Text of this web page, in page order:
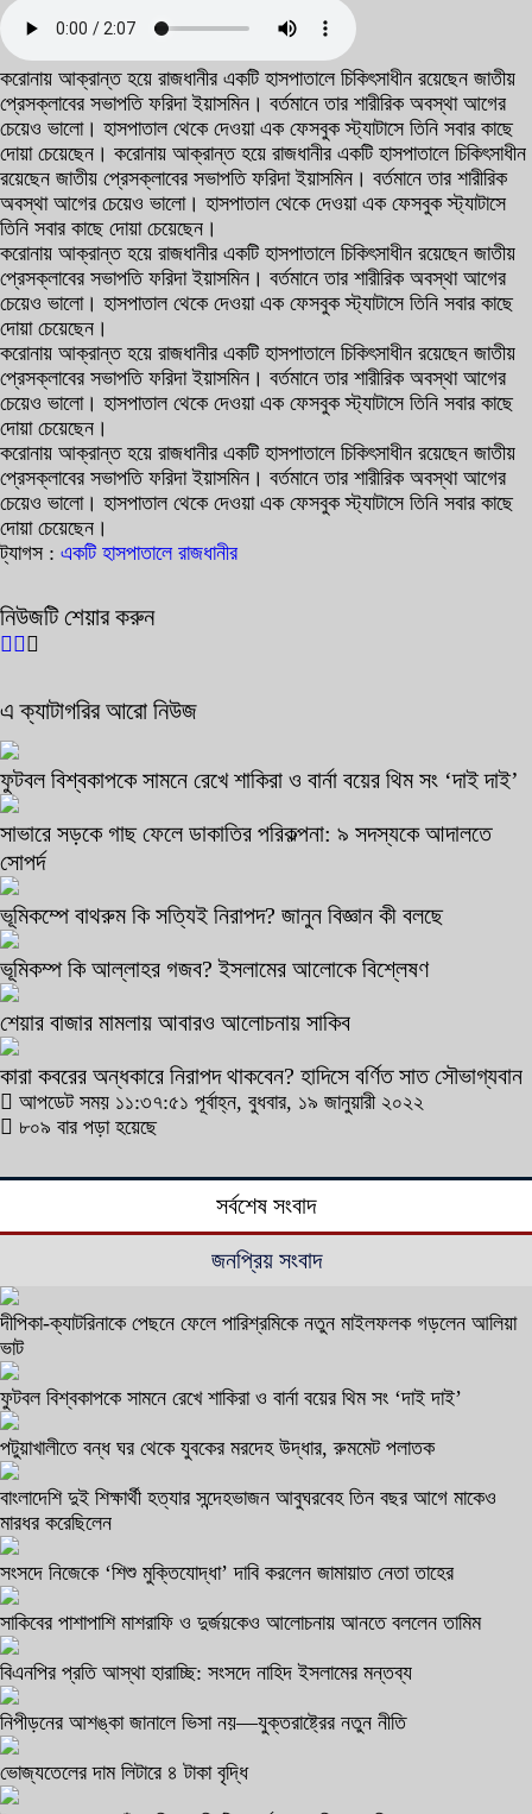
করোনায় আক্রান্ত হয়ে রাজধানীর একটি হাসপাতালে চিকিৎসাধীন রয়েছেন জাতীয়
প্রেসক্লাবের সভাপতি ফরিদা ইয়াসমিন। বর্তমানে তার শারীরিক অবস্থা আগের
চেয়েও ভালো। হাসপাতাল থেকে দেওয়া এক ফেসবুক স্ট্যাটাসে তিনি সবার কাছে
দোয়া চেয়েছেন। করোনায় আক্রান্ত হয়ে রাজধানীর একটি হাসপাতালে চিকিৎসাধীন
রয়েছেন জাতীয় প্রেসক্লাবের সভাপতি ফরিদা ইয়াসমিন। বর্তমানে তার শারীরিক
অবস্থা আগের চেয়েও ভালো। হাসপাতাল থেকে দেওয়া এক ফেসবুক স্ট্যাটাসে
তিনি সবার কাছে দোয়া চেয়েছেন।
করোনায় আক্রান্ত হয়ে রাজধানীর একটি হাসপাতালে চিকিৎসাধীন রয়েছেন জাতীয়
প্রেসক্লাবের সভাপতি ফরিদা ইয়াসমিন। বর্তমানে তার শারীরিক অবস্থা আগের
চেয়েও ভালো। হাসপাতাল থেকে দেওয়া এক ফেসবুক স্ট্যাটাসে তিনি সবার কাছে
দোয়া চেয়েছেন।
করোনায় আক্রান্ত হয়ে রাজধানীর একটি হাসপাতালে চিকিৎসাধীন রয়েছেন জাতীয়
প্রেসক্লাবের সভাপতি ফরিদা ইয়াসমিন। বর্তমানে তার শারীরিক অবস্থা আগের
চেয়েও ভালো। হাসপাতাল থেকে দেওয়া এক ফেসবুক স্ট্যাটাসে তিনি সবার কাছে
দোয়া চেয়েছেন।
করোনায় আক্রান্ত হয়ে রাজধানীর একটি হাসপাতালে চিকিৎসাধীন রয়েছেন জাতীয়
প্রেসক্লাবের সভাপতি ফরিদা ইয়াসমিন। বর্তমানে তার শারীরিক অবস্থা আগের
চেয়েও ভালো। হাসপাতাল থেকে দেওয়া এক ফেসবুক স্ট্যাটাসে তিনি সবার কাছে
দোয়া চেয়েছেন।
ট্যাগস : একটি হাসপাতালে রাজধানীর
নিউজটি শেয়ার করুন
এ ক্যাটাগরির আরো নিউজ
ফুটবল বিশ্বকাপকে সামনে রেখে শাকিরা ও বার্না বয়ের থিম সং ‘দাই দাই’
সাভারে সড়কে গাছ ফেলে ডাকাতির পরিকল্পনা: ৯ সদস্যকে আদালতে
সোপর্দ
ভূমিকম্পে বাথরুম কি সত্যিই নিরাপদ? জানুন বিজ্ঞান কী বলছে
ভূমিকম্প কি আল্লাহর গজব? ইসলামের আলোকে বিশ্লেষণ
শেয়ার বাজার মামলায় আবারও আলোচনায় সাকিব
কারা কবরের অন্ধকারে নিরাপদ থাকবেন? হাদিসে বর্ণিত সাত সৌভাগ্যবান
আপডেট সময় ১১:৩৭:৫১ পূর্বাহ্ন, বুধবার, ১৯ জানুয়ারী ২০২২
৮০৯ বার পড়া হয়েছে
সর্বশেষ সংবাদ
জনপ্রিয় সংবাদ
দীপিকা-ক্যাটরিনাকে পেছনে ফেলে পারিশ্রমিকে নতুন মাইলফলক গড়লেন আলিয়া
ভাট
ফুটবল বিশ্বকাপকে সামনে রেখে শাকিরা ও বার্না বয়ের থিম সং ‘দাই দাই’
পটুয়াখালীতে বন্ধ ঘর থেকে যুবকের মরদেহ উদ্ধার, রুমমেট পলাতক
বাংলাদেশি দুই শিক্ষার্থী হত্যার সন্দেহভাজন আবুঘরবেহ তিন বছর আগে মাকেও
মারধর করেছিলেন
সংসদে নিজেকে ‘শিশু মুক্তিযোদ্ধা’ দাবি করলেন জামায়াত নেতা তাহের
সাকিবের পাশাপাশি মাশরাফি ও দুর্জয়কেও আলোচনায় আনতে বললেন তামিম
বিএনপির প্রতি আস্থা হারাচ্ছি: সংসদে নাহিদ ইসলামের মন্তব্য
নিপীড়নের আশঙ্কা জানালে ভিসা নয়—যুক্তরাষ্ট্রের নতুন নীতি
ভোজ্যতেলের দাম লিটারে ৪ টাকা বৃদ্ধি